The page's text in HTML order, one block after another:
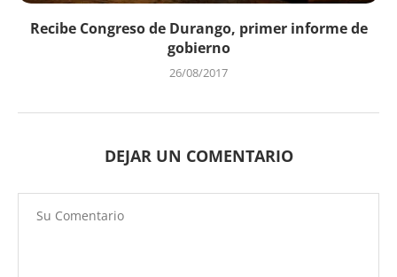
Recibe Congreso de Durango, primer informe de
gobierno
26/08/2017
DEJAR UN COMENTARIO